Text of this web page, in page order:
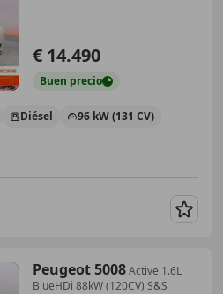
€ 14.490
Buen precio
Diésel 96 kW (131 CV)
Peugeot 5008Active 1.6L
BlueHDi 88kW (120CV) S&S